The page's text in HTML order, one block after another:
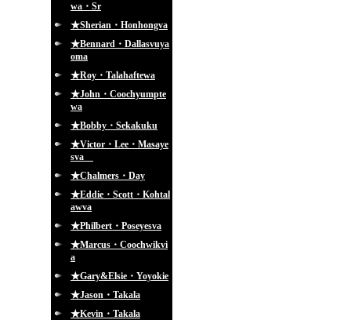
wa・Sr
★Sherian・Honhongva
★Bennard・Dallasvuya
oma
★Roy・Talahaftewa
★John・Coochyumpte
wa
★Bobby・Sekakuku
★Victor・Lee・Masaye
sva
★Chalmers・Day
★Eddie・Scott・Kohtal
awva
★Philbert・Poseyesva
★Marcus・Coochwikvi
a
★Gary&Elsie・Yoyokie
★Jason・Takala
★Kevin・Takala